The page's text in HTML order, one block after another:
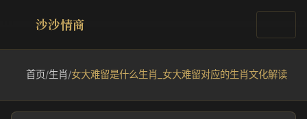
沙沙情商
首页/生肖/女大难留是什么生肖_女大难留对应的生肖文化解读